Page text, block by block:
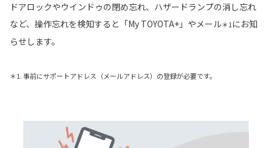
ドアロックやウインドゥの閉め忘れ、ハザードランプの消し忘れ
など、操作忘れを検知すると「My TOYOTA+」やメール＊1にお知
らせします。
＊1. 事前にサポートアドレス（メールアドレス）の登録が必要です。